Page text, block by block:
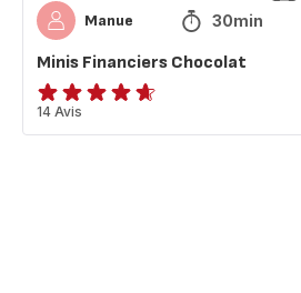
Manue 30min
Minis Financiers Chocolat
ratings.4.6
14 Avis